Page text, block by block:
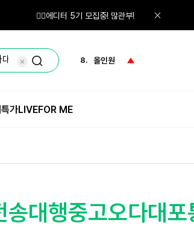
🙋‍♀️에디터 5기 모집중! 많관부!
6. 레티놀
8. 올인원
가LIVEFOR ME
대행중고오다대포